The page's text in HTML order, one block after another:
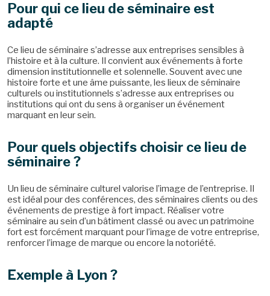
Pour qui ce lieu de séminaire est
adapté
Ce lieu de séminaire s’adresse aux entreprises sensibles à
l’histoire et à la culture. Il convient aux événements à forte
dimension institutionnelle et solennelle. Souvent avec une
histoire forte et une âme puissante, les lieux de séminaire
culturels ou institutionnels s’adresse aux entreprises ou
institutions qui ont du sens à organiser un événement
marquant en leur sein.
Pour quels objectifs choisir ce lieu de
séminaire ?
Un lieu de séminaire culturel valorise l’image de l’entreprise. Il
est idéal pour des conférences, des séminaires clients ou des
événements de prestige à fort impact. Réaliser votre
séminaire au sein d’un bâtiment classé ou avec un patrimoine
fort est forcément marquant pour l’image de votre entreprise,
renforcer l’image de marque ou encore la notoriété.
Exemple à Lyon ?